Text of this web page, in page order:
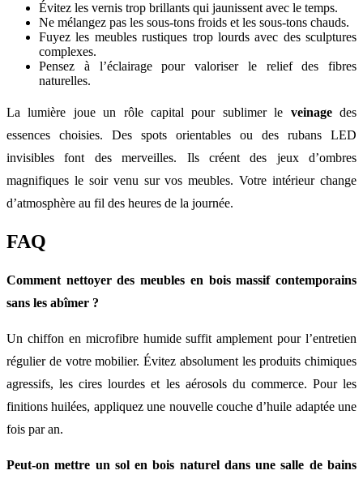
Évitez les vernis trop brillants qui jaunissent avec le temps.
Ne mélangez pas les sous-tons froids et les sous-tons chauds.
Fuyez les meubles rustiques trop lourds avec des sculptures
complexes.
Pensez à l’éclairage pour valoriser le relief des fibres
naturelles.
La lumière joue un rôle capital pour sublimer le veinagedes
essences choisies. Des spots orientables ou des rubans LED
invisibles font des merveilles. Ils créent des jeux d’ombres
magnifiques le soir venu sur vos meubles. Votre intérieur change
d’atmosphère au fil des heures de la journée.
FAQ
Comment nettoyer des meubles en bois massif contemporains
sans les abîmer ?
Un chiffon en microfibre humide suffit amplement pour l’entretien
régulier de votre mobilier. Évitez absolument les produits chimiques
agressifs, les cires lourdes et les aérosols du commerce. Pour les
finitions huilées, appliquez une nouvelle couche d’huile adaptée une
fois par an.
Peut-on mettre un sol en bois naturel dans une salle de bains